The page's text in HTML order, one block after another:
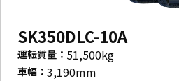
SK350DLC-10A
運転質量： 51,500kg
車幅： 3,190mm